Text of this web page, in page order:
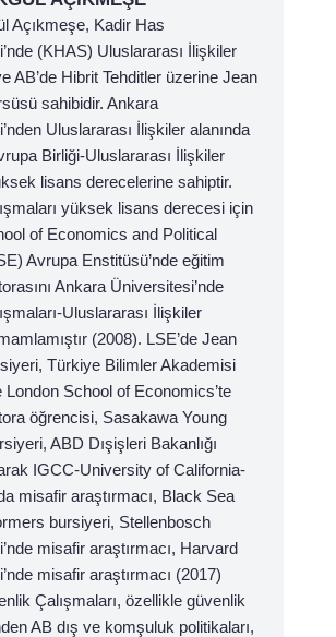
Açıkmeşe, Kadir Has
(KHAS) Uluslararası İlişkiler
AB’de Hibrit Tehditler üzerine Jean
sahibidir. Ankara
Uluslararası İlişkiler alanında
Birliği-Uluslararası İlişkiler
lisans derecelerine sahiptir.
yüksek lisans derecesi için
of Economics and Political
Avrupa Enstitüsü’nde eğitim
Ankara Üniversitesi’nde
Uluslararası İlişkiler
(2008). LSE’de Jean
Türkiye Bilimler Akademisi
London School of Economics’te
öğrencisi, Sasakawa Young
ABD Dışişleri Bakanlığı
IGCC-University of California-
misafir araştırmacı, Black Sea
bursiyeri, Stellenbosch
misafir araştırmacı, Harvard
misafir araştırmacı (2017)
Çalışmaları, özellikle güvenlik
AB dış ve komşuluk politikaları,